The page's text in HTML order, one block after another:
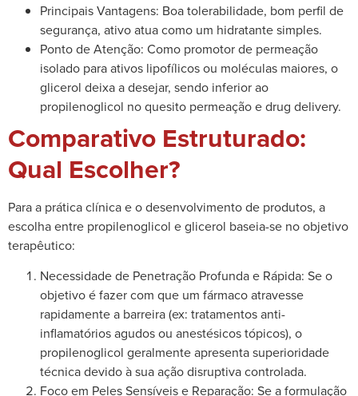
Principais Vantagens: Boa tolerabilidade, bom perfil de
segurança, ativo atua como um hidratante simples.
Ponto de Atenção: Como promotor de permeação
isolado para ativos lipofílicos ou moléculas maiores, o
glicerol deixa a desejar, sendo inferior ao
propilenoglicol no quesito permeação e drug delivery.
Comparativo Estruturado:
Qual Escolher?
Para a prática clínica e o desenvolvimento de produtos, a
escolha entre propilenoglicol e glicerol baseia-se no objetivo
terapêutico:
Necessidade de Penetração Profunda e Rápida: Se o
objetivo é fazer com que um fármaco atravesse
rapidamente a barreira (ex: tratamentos anti-
inflamatórios agudos ou anestésicos tópicos), o
propilenoglicol geralmente apresenta superioridade
técnica devido à sua ação disruptiva controlada.
Foco em Peles Sensíveis e Reparação: Se a formulação